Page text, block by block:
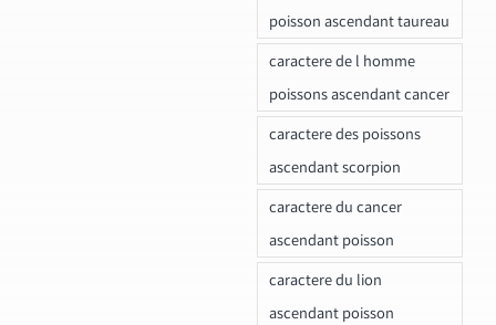
poisson ascendant taureau
caractere de l homme
poissons ascendant cancer
caractere des poissons
ascendant scorpion
caractere du cancer
ascendant poisson
caractere du lion
ascendant poisson